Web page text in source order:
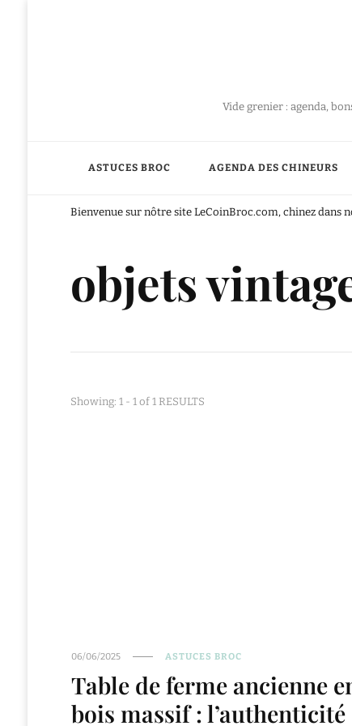
Vide grenier : agenda,
ASTUCES BROC AGENDA DES CHINEURS
Bienvenue sur nôtre site LeCoinBroc.com, chinez dans
objets
Showing: 1 - 1 of 1 RESULTS
06/06/2025 ASTUCES BROC
Table de ferme ancienne
bois massif : l’authenticité